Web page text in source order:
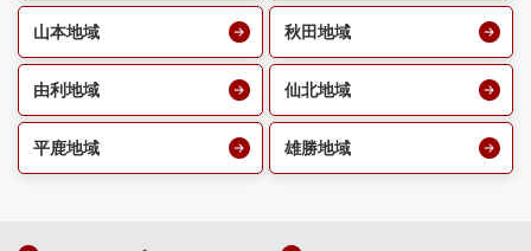
山本地域 秋田地域
由利地域 仙北地域
平鹿地域 雄勝地域